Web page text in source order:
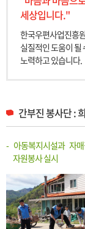
세상입니다."
한국우편사업진흥
실질적인도움이 될
노력하고 있습니다.
간부진 봉사단 :
- 아동복지시설과 자
자원봉사 실시